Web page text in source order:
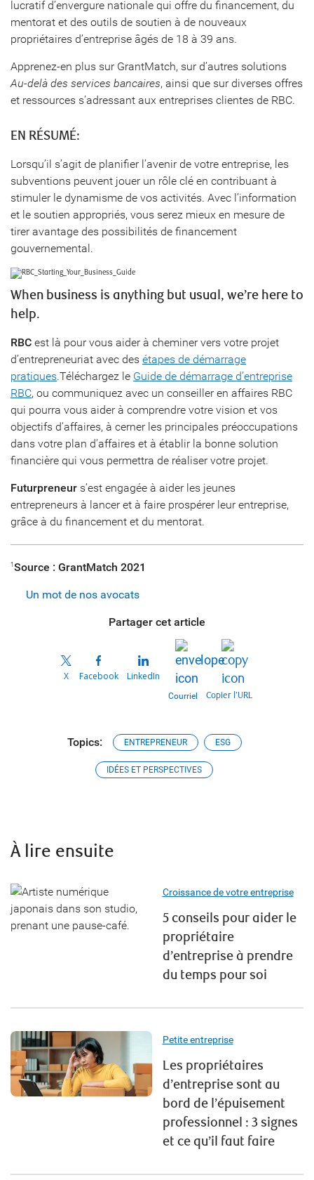
lucratif d’envergure nationale qui offre du financement, du
mentorat et des outils de soutien à de nouveaux
propriétaires d’entreprise âgés de 18 à 39 ans.
Apprenez-en plus sur GrantMatch, sur d’autres solutions
Au-delà des services bancaires, ainsi que sur diverses offres
et ressources s’adressant aux entreprises clientes de RBC.
EN RÉSUMÉ:
Lorsqu’il s’agit de planifier l’avenir de votre entreprise, les
subventions peuvent jouer un rôle clé en contribuant à
stimuler le dynamisme de vos activités. Avec l’information
et le soutien appropriés, vous serez mieux en mesure de
tirer avantage des possibilités de financement
gouvernemental.
When business is anything but usual, we’re here to
help.
RBC est là pour vous aider à cheminer vers votre projet
d’entrepreneuriat avec des étapes de démarrage
pratiques.Téléchargez le Guide de démarrage d’entreprise
RBC, ou communiquez avec un conseiller en affaires RBC
qui pourra vous aider à comprendre votre vision et vos
objectifs d’affaires, à cerner les principales préoccupations
dans votre plan d’affaires et à établir la bonne solution
financière qui vous permettra de réaliser votre projet.
Futurpreneur s’est engagée à aider les jeunes
entrepreneurs à lancer et à faire prospérer leur entreprise,
grâce à du financement et du mentorat.
1 Source : GrantMatch 2021
Un mot de nos avocats
Partager cet article
X Facebook LinkedIn
Courriel Copier l’URL
Topics: ENTREPRENEUR ESG
IDÉES ET PERSPECTIVES
À lire ensuite
Croissance de votre entreprise
5 conseils pour aider le
propriétaire
d’entreprise à prendre
du temps pour soi
Petite entreprise
Les propriétaires
d’entreprise sont au
bord de l’épuisement
professionnel : 3 signes
et ce qu’il faut faire